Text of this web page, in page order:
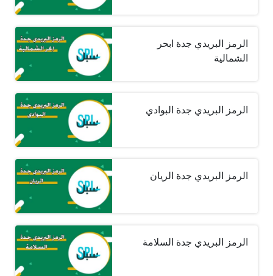
الرمز البريدي جدة ابحر
الشمالية
الرمز البريدي جدة البوادي
الرمز البريدي جدة الريان
الرمز البريدي جدة السلامة